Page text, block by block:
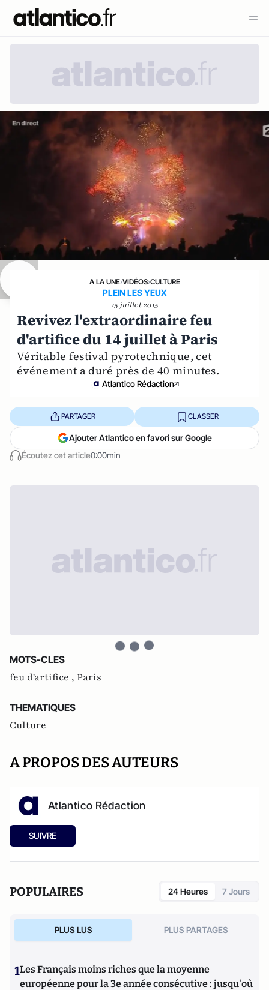
A LA UNE›VIDÉOS›CULTURE
PLEIN LES YEUX
15 juillet 2015
Revivez l'extraordinaire feu
d'artifice du 14 juillet à Paris
Véritable festival pyrotechnique, cet
événement a duré près de 40 minutes.
Atlantico Rédaction
Écoutez cet article0:00min
PARTAGER CLASSER
Ajouter Atlantico en favori sur Google
MOTS-CLES
feu d'artifice , Paris
THEMATIQUES
Culture
A PROPOS DES AUTEURS
Atlantico Rédaction
SUIVRE
POPULAIRES 24 Heures 7 Jours
PLUS LUS PLUS PARTAGES
1Les Français moins riches que la moyenne
européenne pour la 3e année consécutive : jusqu'où